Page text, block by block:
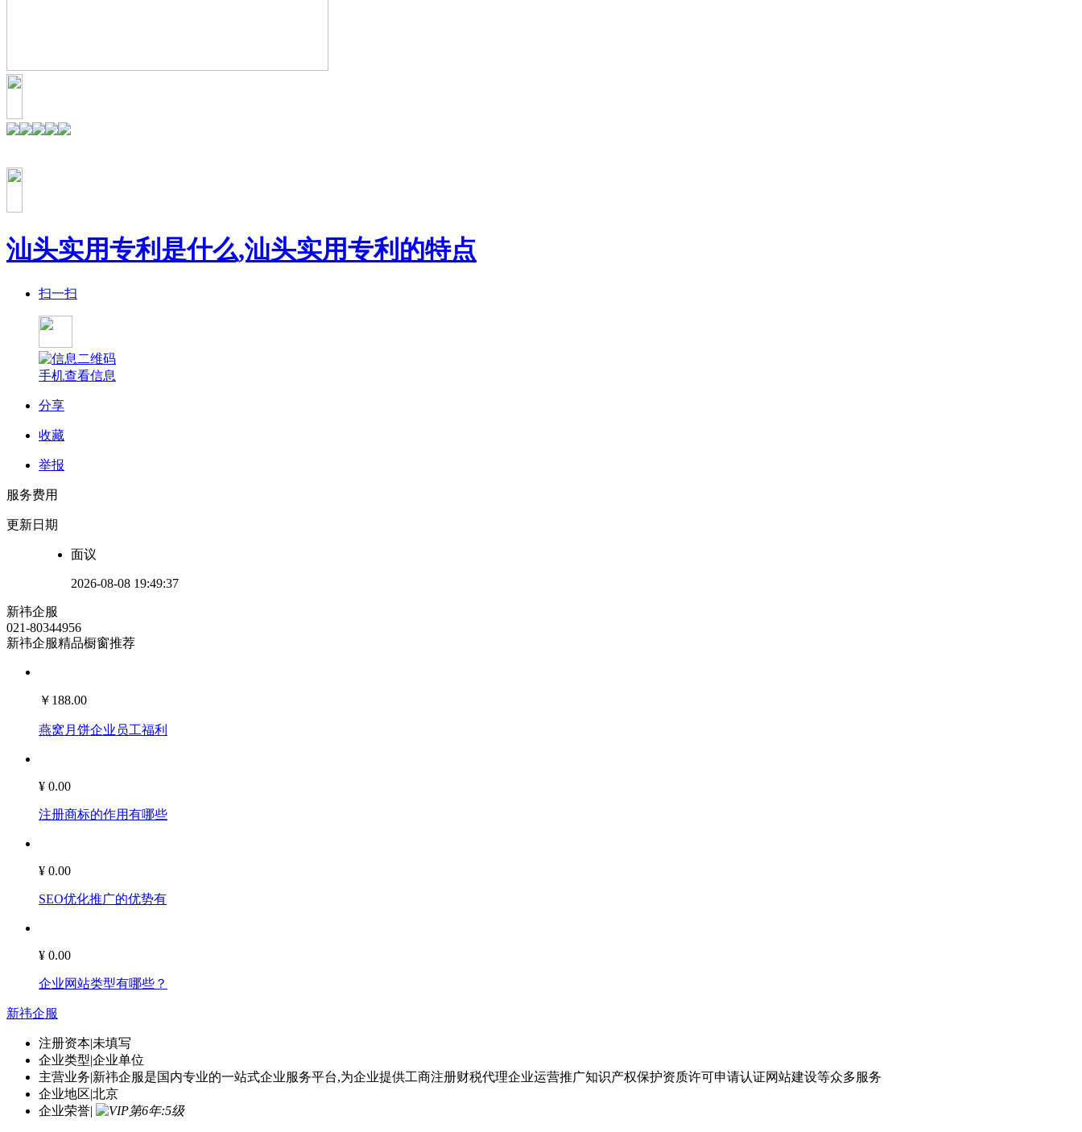
汕头实用专利是什么,汕头实用专利的特点
扫一扫
手机查看信息
分享
收藏
举报
服务费用
更新日期
面议
2026-08-08 19:49:37
新祎企服
021-80344956
新祎企服精品橱窗推荐
￥ 188.00
燕窝月饼企业员工福利
¥ 0.00
注册商标的作用有哪些
¥ 0.00
SEO优化推广的优势有
¥ 0.00
企业网站类型有哪些？
新祎企服
注册资本|未填写
企业类型|企业单位
主营业务|新祎企服是国内专业的一站式企业服务平台,为企业提供工商注册财税代理企业运营推广知识产权保护资质许可申请认证网站建设等众多服务
企业地区|北京
企业荣誉|